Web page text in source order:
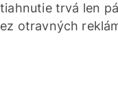
trvá len
otravných